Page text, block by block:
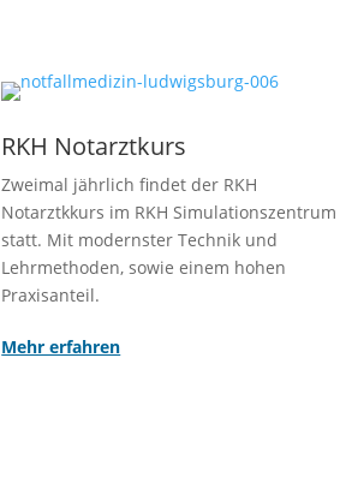
RKH Notarztkurs
Zweimal jährlich findet der RKH
Notarztkkurs im RKH Simulationszentrum
statt. Mit modernster Technik und
Lehrmethoden, sowie einem hohen
Praxisanteil.
Mehr erfahren